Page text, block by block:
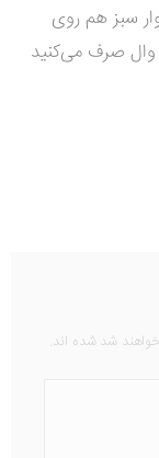
سبز هم روی
وال صرف می‌کنید
شد شده اند.